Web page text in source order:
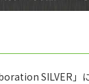
SILVER」